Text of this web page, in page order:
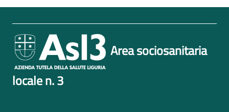
Area sociosanitaria
locale n. 3